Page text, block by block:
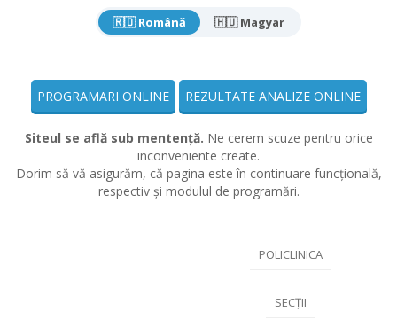
🇷🇴 Română 🇭🇺 Magyar
PROGRAMARI ONLINE REZULTATE ANALIZE ONLINE
Siteul se află sub mentență. Ne cerem scuze pentru orice
inconveniente create.
Dorim să vă asigurăm, că pagina este în continuare funcțională,
respectiv și modulul de programări.
POLICLINICA
SECȚII